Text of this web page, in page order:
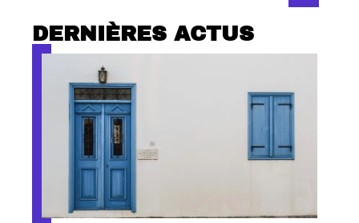
DERNIÈRES ACTUS